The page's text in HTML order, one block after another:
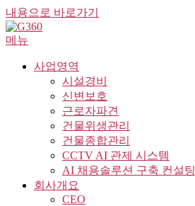
내용으로 바로가기
메뉴
사업영역
시설경비
신변보호
근로자파견
건물위생관리
건물종합관리
CCTV AI 관제 시스템
AI 채용솔루션 구축 컨설팅 ​
회사개요
CEO